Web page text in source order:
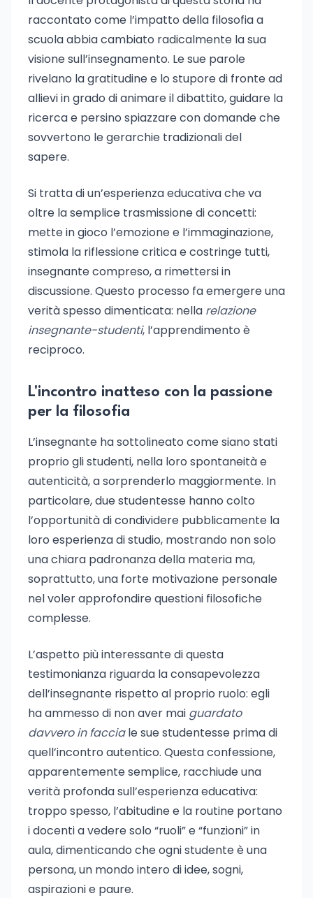
raccontato come l’impatto della filosofia a
scuola abbia cambiato radicalmente la sua
visione sull’insegnamento. Le sue parole
rivelano la gratitudine e lo stupore di fronte ad
allievi in grado di animare il dibattito, guidare la
ricerca e persino spiazzare con domande che
sovvertono le gerarchie tradizionali del
sapere.
Si tratta di un’esperienza educativa che va
oltre la semplice trasmissione di concetti:
mette in gioco l’emozione e l’immaginazione,
stimola la riflessione critica e costringe tutti,
insegnante compreso, a rimettersi in
discussione. Questo processo fa emergere una
verità spesso dimenticata: nella relazione
insegnante-studenti, l’apprendimento è
reciproco.
L'incontro inatteso con la passione
per la filosofia
L’insegnante ha sottolineato come siano stati
proprio gli studenti, nella loro spontaneità e
autenticità, a sorprenderlo maggiormente. In
particolare, due studentesse hanno colto
l’opportunità di condividere pubblicamente la
loro esperienza di studio, mostrando non solo
una chiara padronanza della materia ma,
soprattutto, una forte motivazione personale
nel voler approfondire questioni filosofiche
complesse.
L’aspetto più interessante di questa
testimonianza riguarda la consapevolezza
dell’insegnante rispetto al proprio ruolo: egli
ha ammesso di non aver mai guardato
davvero in facciale sue studentesse prima di
quell’incontro autentico. Questa confessione,
apparentemente semplice, racchiude una
verità profonda sull’esperienza educativa:
troppo spesso, l’abitudine e la routine portano
i docenti a vedere solo “ruoli” e “funzioni” in
aula, dimenticando che ogni studente è una
persona, un mondo intero di idee, sogni,
aspirazioni e paure.